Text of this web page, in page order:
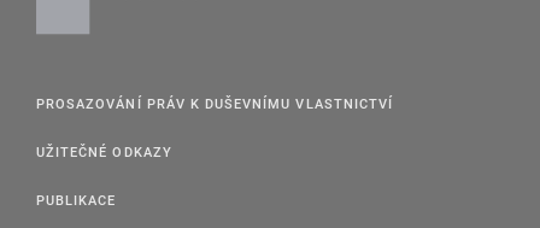
PROSAZOVÁNÍ PRÁV K DUŠEVNÍMU VLASTNICTVÍ
UŽITEČNÉ ODKAZY
PUBLIKACE